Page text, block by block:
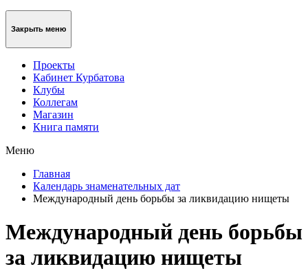
Закрыть меню
Проекты
Кабинет Курбатова
Клубы
Коллегам
Магазин
Книга памяти
Меню
Главная
Календарь знаменательных дат
Международный день борьбы за ликвидацию нищеты
Международный день борьбы
за ликвидацию нищеты